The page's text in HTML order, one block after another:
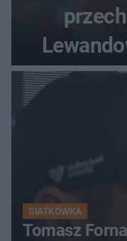
krąży
SIATKÓWKA
Tomasz